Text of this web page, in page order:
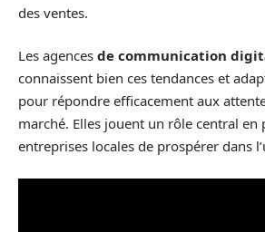
des ventes.
Les agences de communication
connaissent bien ces tendances et
pour répondre efficacement aux
marché. Elles jouent un rôle central en
entreprises locales de prospérer dans